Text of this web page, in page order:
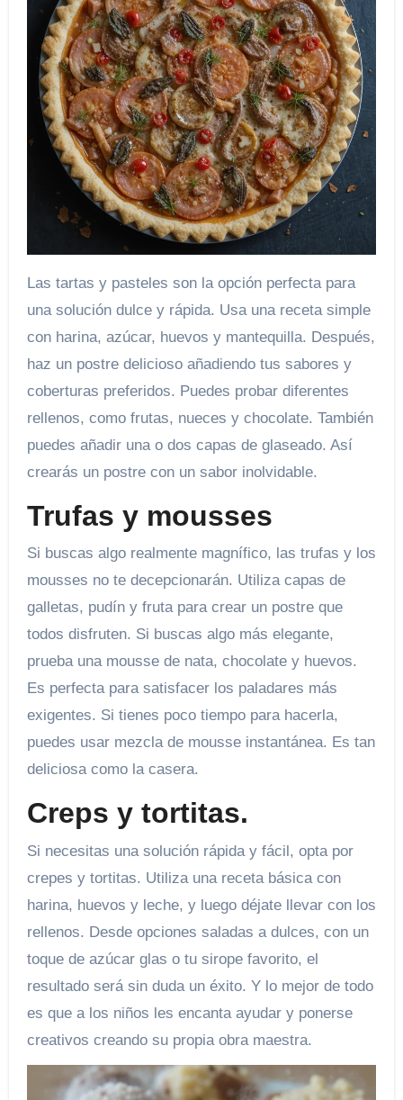
Las tartas y pasteles son la opción perfecta para
una solución dulce y rápida. Usa una receta simple
con harina, azúcar, huevos y mantequilla. Después,
haz un postre delicioso añadiendo tus sabores y
coberturas preferidos. Puedes probar diferentes
rellenos, como frutas, nueces y chocolate. También
puedes añadir una o dos capas de glaseado. Así
crearás un postre con un sabor inolvidable.
Trufas y mousses
Si buscas algo realmente magnífico, las trufas y los
mousses no te decepcionarán. Utiliza capas de
galletas, pudín y fruta para crear un postre que
todos disfruten. Si buscas algo más elegante,
prueba una mousse de nata, chocolate y huevos.
Es perfecta para satisfacer los paladares más
exigentes. Si tienes poco tiempo para hacerla,
puedes usar mezcla de mousse instantánea. Es tan
deliciosa como la casera.
Creps y tortitas.
Si necesitas una solución rápida y fácil, opta por
crepes y tortitas. Utiliza una receta básica con
harina, huevos y leche, y luego déjate llevar con los
rellenos. Desde opciones saladas a dulces, con un
toque de azúcar glas o tu sirope favorito, el
resultado será sin duda un éxito. Y lo mejor de todo
es que a los niños les encanta ayudar y ponerse
creativos creando su propia obra maestra.